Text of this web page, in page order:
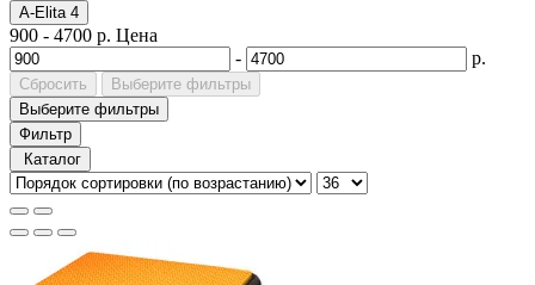
A-Elita 4
900 - 4700 р. Цена
-
р.
Сбросить
Выберите фильтры
Выберите фильтры
Фильтр
Каталог